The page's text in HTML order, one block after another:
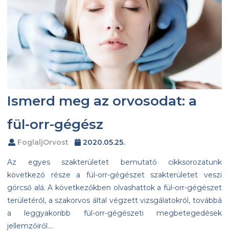
Ismerd meg az orvosodat: a
fül-orr-gégész
FoglaljOrvost 2020.05.25.
Az egyes szakterületet bemutató cikksorozatunk
következő része a fül-orr-gégészet szakterületet veszi
górcső alá. A következőkben olvashattok a fül-orr-gégészet
területéről, a szakorvos által végzett vizsgálatokról, továbbá
a leggyakoribb fül-orr-gégészeti megbetegedések
jellemzőiről….